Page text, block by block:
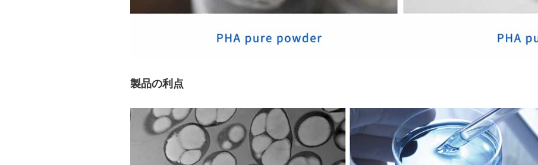
製品の利点